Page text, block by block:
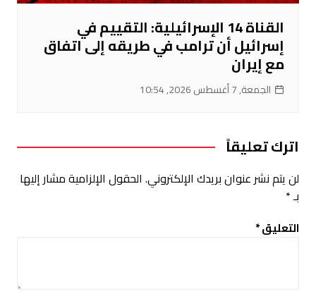
القناة 14 الإسرائيلية: التقييم في
إسرائيل أن ترامب في طريقه إلى اتفاق
مع إيران
الجمعة, 7 أغسطس 2026, 10:54
اترك تعليقاً
لن يتم نشر عنوان بريدك الإلكتروني. الحقول الإلزامية مشار إليها
بـ*
التعليق*